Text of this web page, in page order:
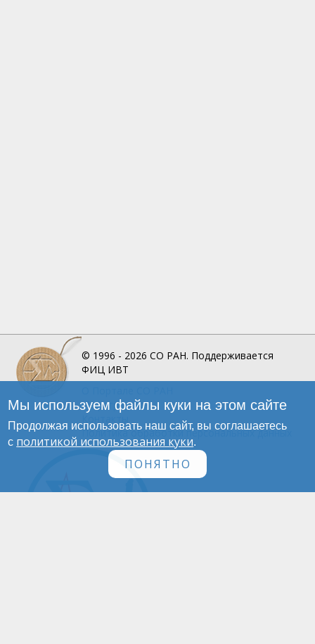
© 1996 - 2026 СО РАН. Поддерживается
ФИЦ ИВТ
Инфографика
Политика обработки персональных данных
Мы используем файлы куки на этом сайте
Продолжая использовать наш сайт, вы соглашаетесь
с политикой использования куки.
ПОНЯТНО